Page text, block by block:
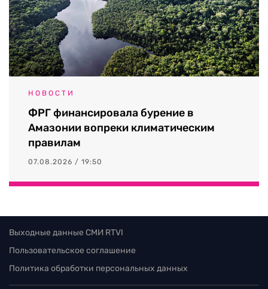
НОВОСТИ
ФРГ финансировала бурение в
Амазонии вопреки климатическим
правилам
07.08.2026 / 19:50
Выходные данные СМИ RTVI
Пользовательское соглашение
Политика обработки персональных данных